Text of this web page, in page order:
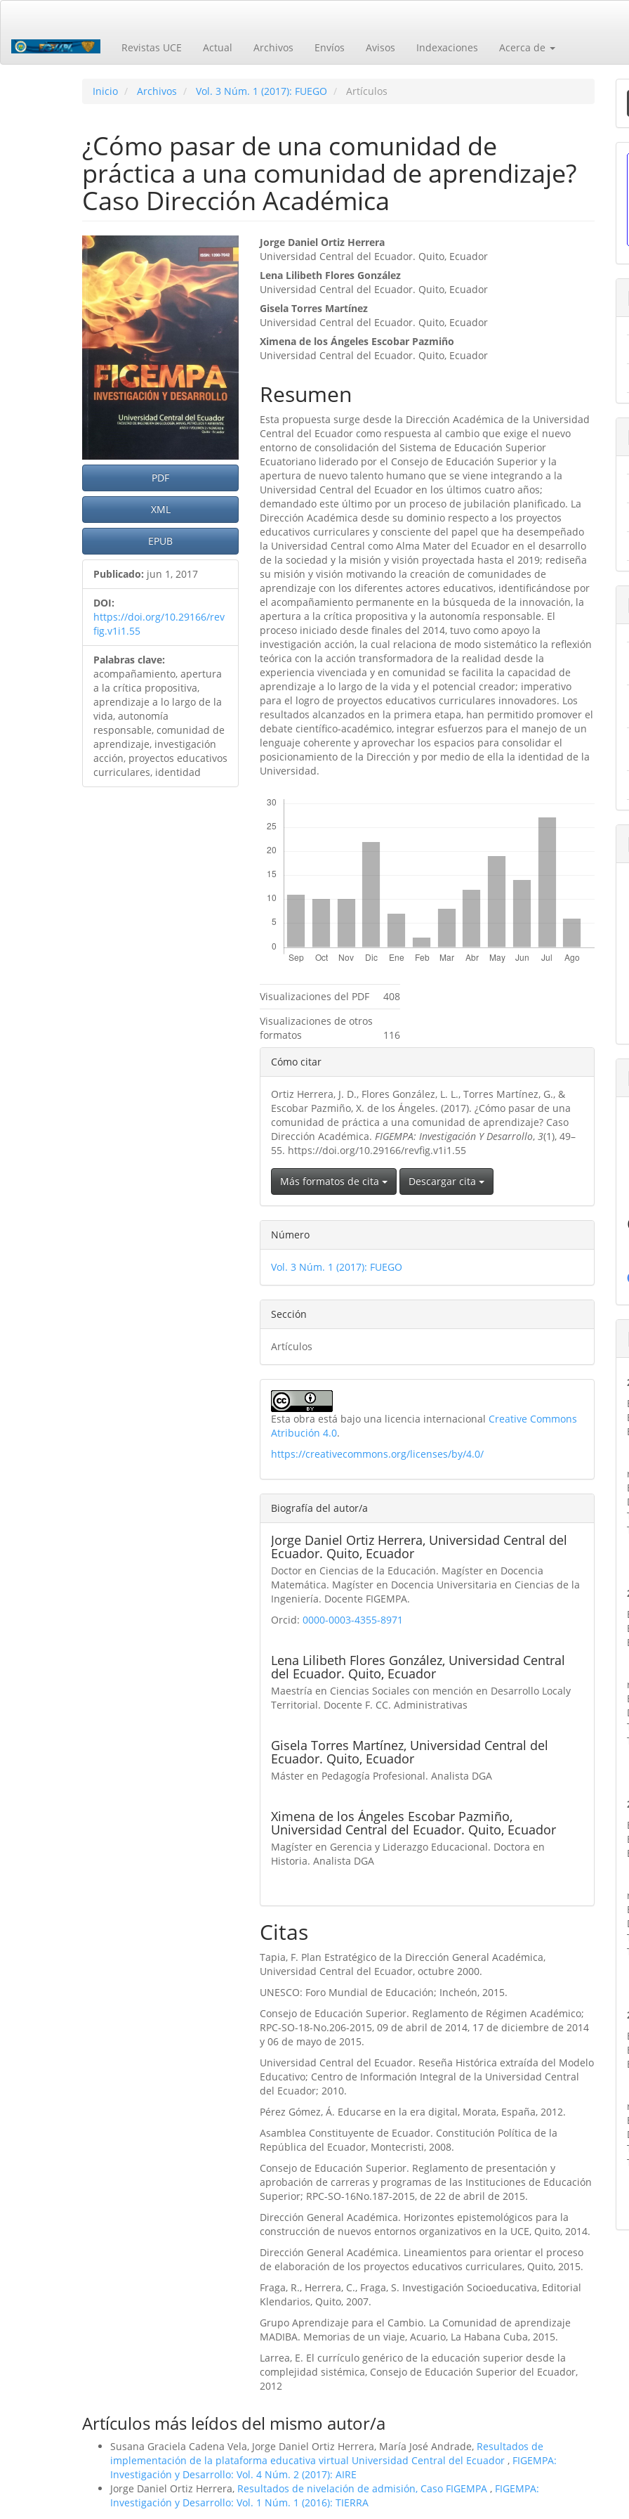
principal
Barra
Revistas UCE Actual Archivos Envíos Avisos Indexaciones Acerca de
Inicio Archivos Vol. 3 Núm. 1 (2017): FUEGO Artículos
¿Cómo pasar de una comunidad de
práctica a una comunidad de aprendizaje?
Caso Dirección Académica
Barra
lateral
del
artículo
PDF
XML
EPUB
Publicado: jun 1, 2017
DOI:
https://doi.org/10.29166/rev
fig.v1i1.55
Palabras clave:
acompañamiento, apertura
a la crítica propositiva,
aprendizaje a lo largo de la
vida, autonomía
responsable, comunidad de
aprendizaje, investigación
acción, proyectos educativos
curriculares, identidad
Contenido
principal
del
artículo
Jorge Daniel Ortiz Herrera
Universidad Central del Ecuador. Quito, Ecuador
Lena Lilibeth Flores González
Universidad Central del Ecuador. Quito, Ecuador
Gisela Torres Martínez
Universidad Central del Ecuador. Quito, Ecuador
Ximena de los Ángeles Escobar Pazmiño
Universidad Central del Ecuador. Quito, Ecuador
Resumen
Esta propuesta surge desde la Dirección Académica de la Universidad
Central del Ecuador como respuesta al cambio que exige el nuevo
entorno de consolidación del Sistema de Educación Superior
Ecuatoriano liderado por el Consejo de Educación Superior y la
apertura de nuevo talento humano que se viene integrando a la
Universidad Central del Ecuador en los últimos cuatro años;
demandado este último por un proceso de jubilación planificado. La
Dirección Académica desde su dominio respecto a los proyectos
educativos curriculares y consciente del papel que ha desempeñado
la Universidad Central como Alma Mater del Ecuador en el desarrollo
de la sociedad y la misión y visión proyectada hasta el 2019; rediseña
su misión y visión motivando la creación de comunidades de
aprendizaje con los diferentes actores educativos, identificándose por
el acompañamiento permanente en la búsqueda de la innovación, la
apertura a la crítica propositiva y la autonomía responsable. El
proceso iniciado desde finales del 2014, tuvo como apoyo la
investigación acción, la cual relaciona de modo sistemático la reflexión
teórica con la acción transformadora de la realidad desde la
experiencia vivenciada y en comunidad se facilita la capacidad de
aprendizaje a lo largo de la vida y el potencial creador; imperativo
para el logro de proyectos educativos curriculares innovadores. Los
resultados alcanzados en la primera etapa, han permitido promover el
debate científico-académico, integrar esfuerzos para el manejo de un
lenguaje coherente y aprovechar los espacios para consolidar el
posicionamiento de la Dirección y por medio de ella la identidad de la
Universidad.
Visualizaciones del PDF
408
Visualizaciones de otros
formatos
116
Detalles
del
artículo
Cómo citar
Ortiz Herrera, J. D., Flores González, L. L., Torres Martínez, G., &
Escobar Pazmiño, X. de los Ángeles. (2017). ¿Cómo pasar de una
comunidad de práctica a una comunidad de aprendizaje? Caso
Dirección Académica.FIGEMPA: Investigación Y Desarrollo,3(1), 49–
55. https://doi.org/10.29166/revfig.v1i1.55
Más formatos de cita Descargar cita
Número
Vol. 3 Núm. 1 (2017): FUEGO
Sección
Artículos
Esta obra está bajo una licencia internacional Creative Commons
Atribución 4.0.
https://creativecommons.org/licenses/by/4.0/
Biografía del autor/a
Jorge Daniel Ortiz Herrera, Universidad Central del
Ecuador. Quito, Ecuador
Doctor en Ciencias de la Educación. Magíster en Docencia
Matemática. Magíster en Docencia Universitaria en Ciencias de la
Ingeniería. Docente FIGEMPA.
Orcid:0000-0003-4355-8971
Lena Lilibeth Flores González, Universidad Central
del Ecuador. Quito, Ecuador
Maestría en Ciencias Sociales con mención en Desarrollo Localy
Territorial. Docente F. CC. Administrativas
Gisela Torres Martínez, Universidad Central del
Ecuador. Quito, Ecuador
Máster en Pedagogía Profesional. Analista DGA
Ximena de los Ángeles Escobar Pazmiño,
Universidad Central del Ecuador. Quito, Ecuador
Magíster en Gerencia y Liderazgo Educacional. Doctora en
Historia. Analista DGA
Citas
Tapia, F. Plan Estratégico de la Dirección General Académica,
Universidad Central del Ecuador, octubre 2000.
UNESCO: Foro Mundial de Educación; Incheón, 2015.
Consejo de Educación Superior. Reglamento de Régimen Académico;
RPC-SO-18-No.206-2015, 09 de abril de 2014, 17 de diciembre de 2014
y 06 de mayo de 2015.
Universidad Central del Ecuador. Reseña Histórica extraída del Modelo
Educativo; Centro de Información Integral de la Universidad Central
del Ecuador; 2010.
Pérez Gómez, Á. Educarse en la era digital, Morata, España, 2012.
Asamblea Constituyente de Ecuador. Constitución Política de la
República del Ecuador, Montecristi, 2008.
Consejo de Educación Superior. Reglamento de presentación y
aprobación de carreras y programas de las Instituciones de Educación
Superior; RPC-SO-16No.187-2015, de 22 de abril de 2015.
Dirección General Académica. Horizontes epistemológicos para la
construcción de nuevos entornos organizativos en la UCE, Quito, 2014.
Dirección General Académica. Lineamientos para orientar el proceso
de elaboración de los proyectos educativos curriculares, Quito, 2015.
Fraga, R., Herrera, C., Fraga, S. Investigación Socioeducativa, Editorial
Klendarios, Quito, 2007.
Grupo Aprendizaje para el Cambio. La Comunidad de aprendizaje
MADIBA. Memorias de un viaje, Acuario, La Habana Cuba, 2015.
Larrea, E. El currículo genérico de la educación superior desde la
complejidad sistémica, Consejo de Educación Superior del Ecuador,
2012
Artículos más leídos del mismo autor/a
Susana Graciela Cadena Vela, Jorge Daniel Ortiz Herrera, María José Andrade, Resultados de
implementación de la plataforma educativa virtual Universidad Central del Ecuador , FIGEMPA:
Investigación y Desarrollo: Vol. 4 Núm. 2 (2017): AIRE
Jorge Daniel Ortiz Herrera, Resultados de nivelación de admisión, Caso FIGEMPA , FIGEMPA:
Investigación y Desarrollo: Vol. 1 Núm. 1 (2016): TIERRA